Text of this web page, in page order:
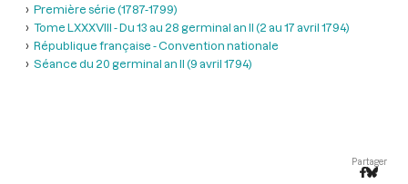
Première série (1787-1799)
Tome LXXXVIII - Du 13 au 28 germinal an II (2 au 17 avril 1794)
République française - Convention nationale
Séance du 20 germinal an II (9 avril 1794)
Partager